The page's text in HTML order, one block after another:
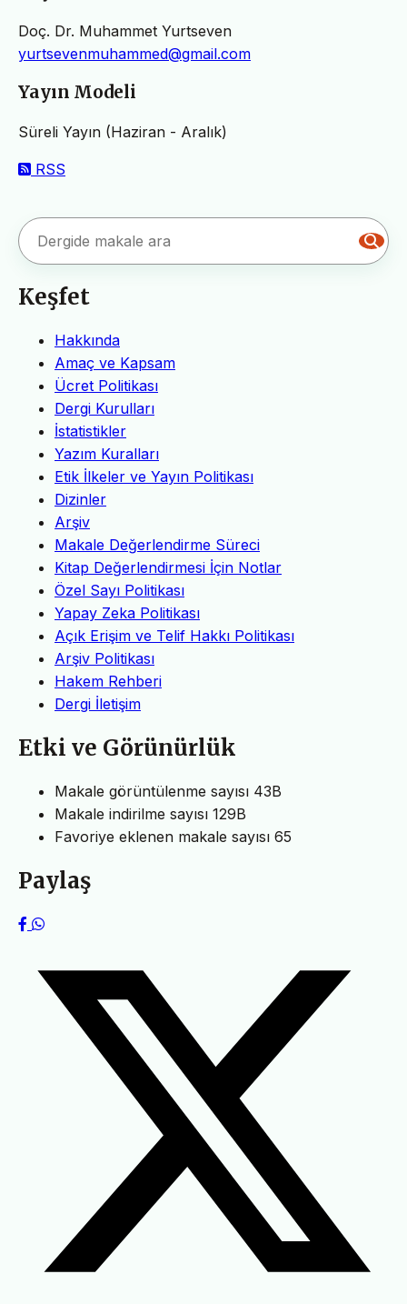
Doç. Dr. Muhammet Yurtseven
yurtsevenmuhammed@gmail.com
Yayın Modeli
Süreli Yayın (Haziran - Aralık)
RSS
Keşfet
Hakkında
Amaç ve Kapsam
Ücret Politikası
Dergi Kurulları
İstatistikler
Yazım Kuralları
Etik İlkeler ve Yayın Politikası
Dizinler
Arşiv
Makale Değerlendirme Süreci
Kitap Değerlendirmesi İçin Notlar
Özel Sayı Politikası
Yapay Zeka Politikası
Açık Erişim ve Telif Hakkı Politikası
Arşiv Politikası
Hakem Rehberi
Dergi İletişim
Etki ve Görünürlük
Makale görüntülenme sayısı 43B
Makale indirilme sayısı 129B
Favoriye eklenen makale sayısı 65
Paylaş